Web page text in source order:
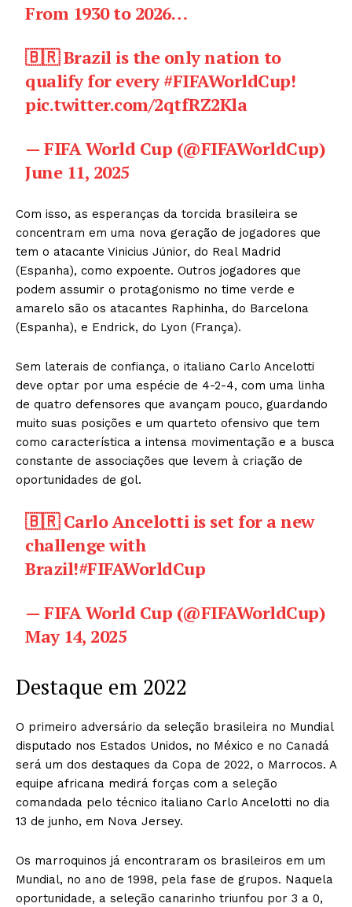
From 1930 to 2026…
🇧🇷 Brazil is the only nation to
qualify for every#FIFAWorldCup!
pic.twitter.com/2qtfRZ2Kla
— FIFA World Cup (@FIFAWorldCup)
June 11, 2025
Com isso, as esperanças da torcida brasileira se
concentram em uma nova geração de jogadores que
tem o atacante Vinicius Júnior, do Real Madrid
(Espanha), como expoente. Outros jogadores que
podem assumir o protagonismo no time verde e
amarelo são os atacantes Raphinha, do Barcelona
(Espanha), e Endrick, do Lyon (França).
Sem laterais de confiança, o italiano Carlo Ancelotti
deve optar por uma espécie de 4-2-4, com uma linha
de quatro defensores que avançam pouco, guardando
muito suas posições e um quarteto ofensivo que tem
como característica a intensa movimentação e a busca
constante de associações que levem à criação de
oportunidades de gol.
🇧🇷 Carlo Ancelotti is set for a new
challenge with
Brazil!#FIFAWorldCup
— FIFA World Cup (@FIFAWorldCup)
May 14, 2025
Destaque em 2022
O primeiro adversário da seleção brasileira no Mundial
disputado nos Estados Unidos, no México e no Canadá
será um dos destaques da Copa de 2022, o Marrocos. A
equipe africana medirá forças com a seleção
comandada pelo técnico italiano Carlo Ancelotti no dia
13 de junho, em Nova Jersey.
Os marroquinos já encontraram os brasileiros em um
Mundial, no ano de 1998, pela fase de grupos. Naquela
oportunidade, a seleção canarinho triunfou por 3 a 0,